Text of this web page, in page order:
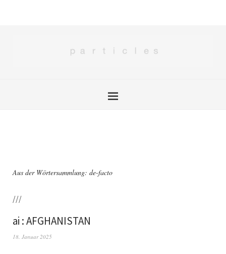
Aus der Wörtersammlung: de-facto
///
ai : AFGHANISTAN
18. Januar 2025